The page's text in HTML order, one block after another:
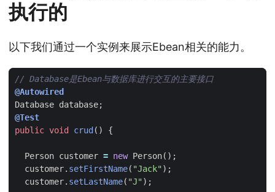
执行的
以下我们通过一个实例来展示Ebean相关的能力。
// Database是Ebean与数据库进行交互的主要接口
@Autowired
Database database;
@Test
public void crud () {
Person customer = new Person();
customer. setFirstName( "Jack");
customer. setLastName( "J");